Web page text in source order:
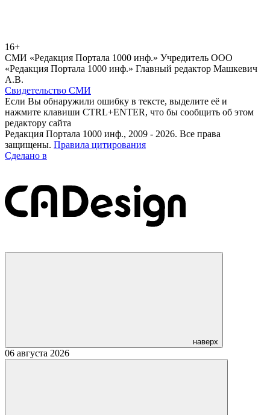
16+
СМИ «Редакция Портала 1000 инф.» Учредитель ООО
«Редакция Портала 1000 инф.» Главный редактор Машкевич
А.В.
Свидетельство СМИ
Если Вы обнаружили ошибку в тексте, выделите её и
нажмите клавиши CTRL+ENTER, что бы сообщить об этом
редактору сайта
Редакция Портала 1000 инф., 2009 - 2026. Все права
защищены. Правила цитирования
Сделано в
наверх
06 августа 2026